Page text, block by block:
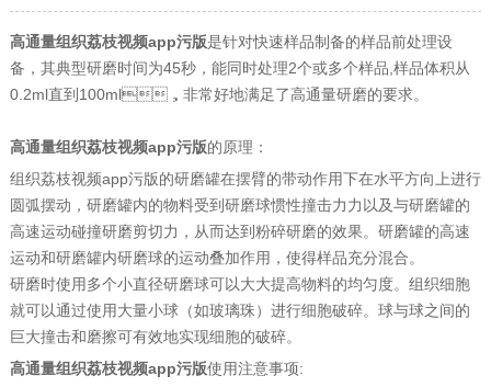
高通量组织荔枝视频app污版是针对快速样品制备的样品前处理设
备，其典型研磨时间为45秒，能同时处理2个或多个样品,样品体积从
0.2ml直到100ml，非常好地满足了高通量研磨的要求。
高通量组织荔枝视频app污版的原理：
组织荔枝视频app污版的研磨罐在摆臂的带动作用下在水平方向上进行
圆弧摆动，研磨罐内的物料受到研磨球惯性撞击力力以及与研磨罐的
高速运动碰撞研磨剪切力，从而达到粉碎研磨的效果。研磨罐的高速
运动和研磨罐内研磨球的运动叠加作用，使得样品充分混合。
研磨时使用多个小直径研磨球可以大大提高物料的均匀度。组织细胞
就可以通过使用大量小球（如玻璃珠）进行细胞破碎。球与球之间的
巨大撞击和磨擦可有效地实现细胞的破碎。
高通量组织荔枝视频app污版使用注意事项: